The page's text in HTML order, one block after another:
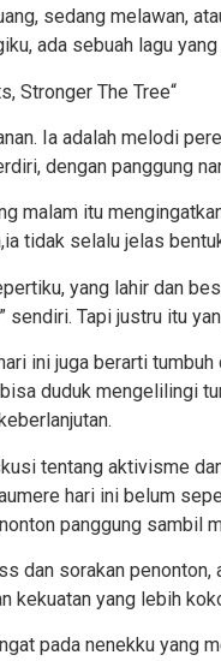
sedang melawan,
ada sebuah lagu
Stronger The Tree“
Ia adalah melodi
dengan panggung
malam itu
tidak selalu jelas
yang lahir dan
sendiri. Tapi justru itu
ini juga berarti
duduk mengelilingi
tentang aktivisme
hari ini belum
panggung
dan sorakan
kekuatan yang lebih
pada nenekku yang